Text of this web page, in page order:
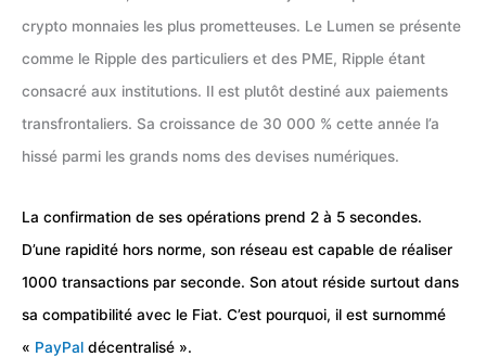
crypto monnaies les plus prometteuses. Le Lumen se présente
comme le Ripple des particuliers et des PME, Ripple étant
consacré aux institutions. Il est plutôt destiné aux paiements
transfrontaliers. Sa croissance de 30 000 % cette année l’a
hissé parmi les grands noms des devises numériques.
La confirmation de ses opérations prend 2 à 5 secondes.
D’une rapidité hors norme, son réseau est capable de réaliser
1000 transactions par seconde. Son atout réside surtout dans
sa compatibilité avec le Fiat. C’est pourquoi, il est surnommé
« PayPal décentralisé ».